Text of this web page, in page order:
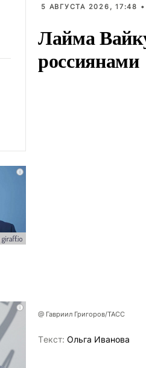
5 АВГУСТА 2026, 17:48 •
Лайма
россиянами
@ Гавриил Григоров/ТАСС
Tекст: Ольга Иванова